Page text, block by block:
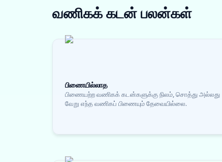
வணிகக் கடன்பலன்கள்
பிணையில்லாத
பிணையற்ற வணிகக் கடன்களுக்கு நிலம், சொத்து அல்லது
வேறு எந்த வணிகப் பிணையும் தேவையில்லை.